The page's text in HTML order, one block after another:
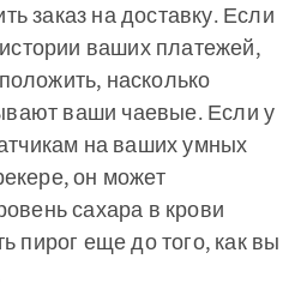
заказ на доставку. Если
ваших платежей,
насколько
ваши чаевые. Если у
на ваших умных
он может
сахара в крови
пирог еще до того, как вы